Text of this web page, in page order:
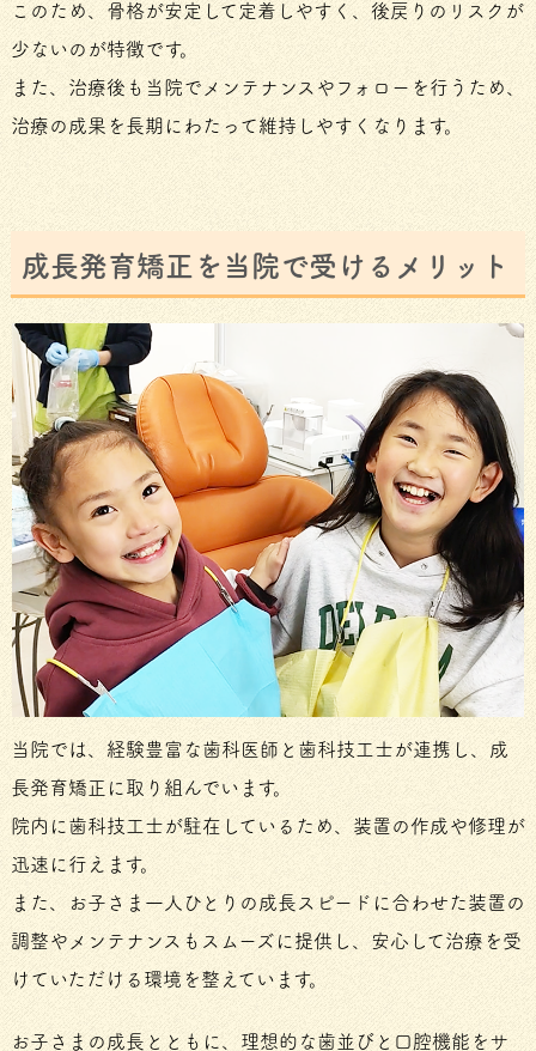
このため、骨格が安定して定着しやすく、後戻りのリスクが
少ないのが特徴です。
また、治療後も当院でメンテナンスやフォローを行うため、
治療の成果を長期にわたって維持しやすくなります。
成長発育矯正を当院で受けるメリット
当院では、経験豊富な歯科医師と歯科技工士が連携し、成
長発育矯正に取り組んでいます。
院内に歯科技工士が駐在しているため、装置の作成や修理が
迅速に行えます。
また、お子さま一人ひとりの成長スピードに合わせた装置の
調整やメンテナンスもスムーズに提供し、安心して治療を受
けていただける環境を整えています。
お子さまの成長とともに、理想的な歯並びと口腔機能をサ